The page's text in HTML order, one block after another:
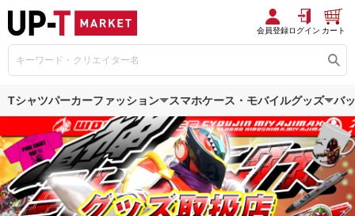
会員登録ログイン カート
Tシャツパーカーファッション スマホケース・モバイルグッズ バ